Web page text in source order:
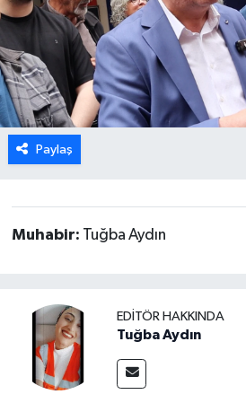
Paylaş
Muhabir: Tuğba Aydın
EDITÖR HAKKINDA
Tuğba Aydın
HABERDE İNSAN
KÜLTÜR SANAT
MAGAZİN
SİYASET
SPOR